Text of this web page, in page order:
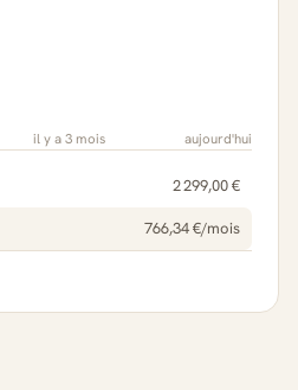
il y a 3 mois aujourd'hui
2 299,00 €
766,34 €/mois